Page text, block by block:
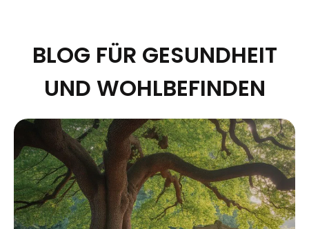
BLOG FÜR GESUNDHEIT
UND WOHLBEFINDEN